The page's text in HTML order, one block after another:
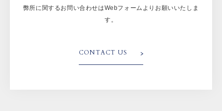
弊所に関するお問い合わせはWebフォームよりお願いいたしま
す。
CONTACT US